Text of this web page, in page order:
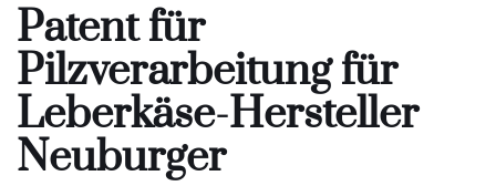
Patent für
Pilzverarbeitung für
Leberkäse-Hersteller
Neuburger